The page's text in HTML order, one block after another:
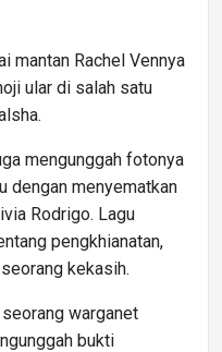
mantan Rachel Vennya
ular di salah satu
mengunggah fotonya
dengan menyematkan
Rodrigo. Lagu
pengkhianatan,
kekasih.
warganet
bukti